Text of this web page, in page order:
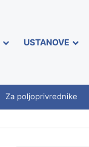
USTANOVE
Za poljoprivrednike